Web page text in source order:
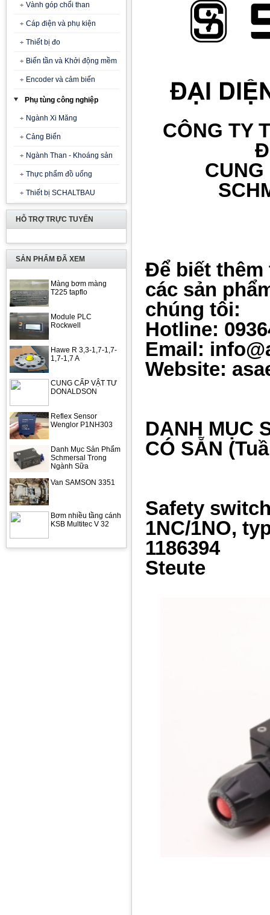
Vành góp chổi than
Cáp điện và phụ kiện
Thiết bị đo
Biến tần và Khởi động mềm
Encoder và cảm biến
Phụ tùng công nghiệp
Ngành Xi Măng
Cảng Biển
Ngành Than - Khoáng sản
Thực phẩm đồ uống
Thiết bị SCHALTBAU
HỖ TRỢ TRỰC TUYẾN
SẢN PHẨM ĐÃ XEM
Màng bơm màng
T225 tapflo
Module PLC
Rockwell
Hawe R 3,3-1,7-1,7-
1,7-1,7 A
CUNG CẤP VẬT TƯ
DONALDSON
Reflex Sensor
Wenglor P1NH303
Danh Mục Sản Phẩm
Schmersal Trong
Ngành Sữa
Van SAMSON 3351
Bơm nhiều tầng cánh
KSB Multitec V 32
CÔNG TY
Để biết thêm
các sản
chúng tôi:
Hotline:
Email:
Website:
DANH MỤC
CÓ SẴN
Safety
1NC/1NO,
1186394
Steute